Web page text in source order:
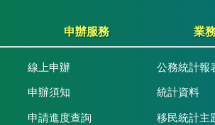
申辦服務
線上申辦
申辦須知
申請進度查詢
業
公務統計報
統計資料
移民統計主